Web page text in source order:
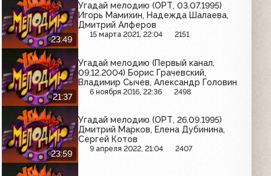
23:49
Угадай мелодию (ОРТ, 03.07.1995)
Игорь Мамихин, Надежда Шалаева,
Дмитрий Алферов
15 марта 2021, 22:04 2151
21:37
Угадай мелодию (Первый канал,
09.12.2004) Борис Грачевский,
Владимир Сычев, Александр Головин
6 ноября 2016, 22:36 2498
23:59
Угадай мелодию (ОРТ, 26.09.1995)
Дмитрий Марков, Елена Дубинина,
Сергей Котов
9 апреля 2022, 21:04 2407